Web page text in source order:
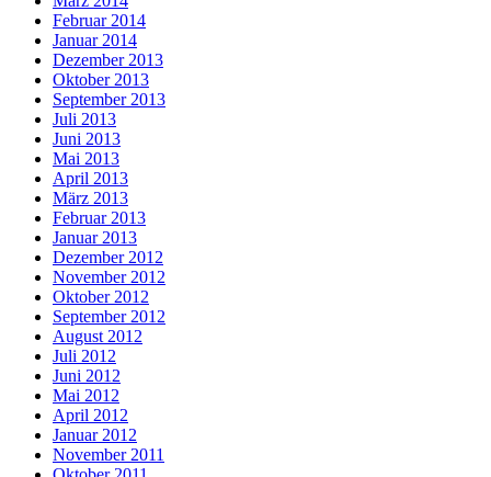
Februar 2014
Januar 2014
Dezember 2013
Oktober 2013
September 2013
Juli 2013
Juni 2013
Mai 2013
April 2013
März 2013
Februar 2013
Januar 2013
Dezember 2012
November 2012
Oktober 2012
September 2012
August 2012
Juli 2012
Juni 2012
Mai 2012
April 2012
Januar 2012
November 2011